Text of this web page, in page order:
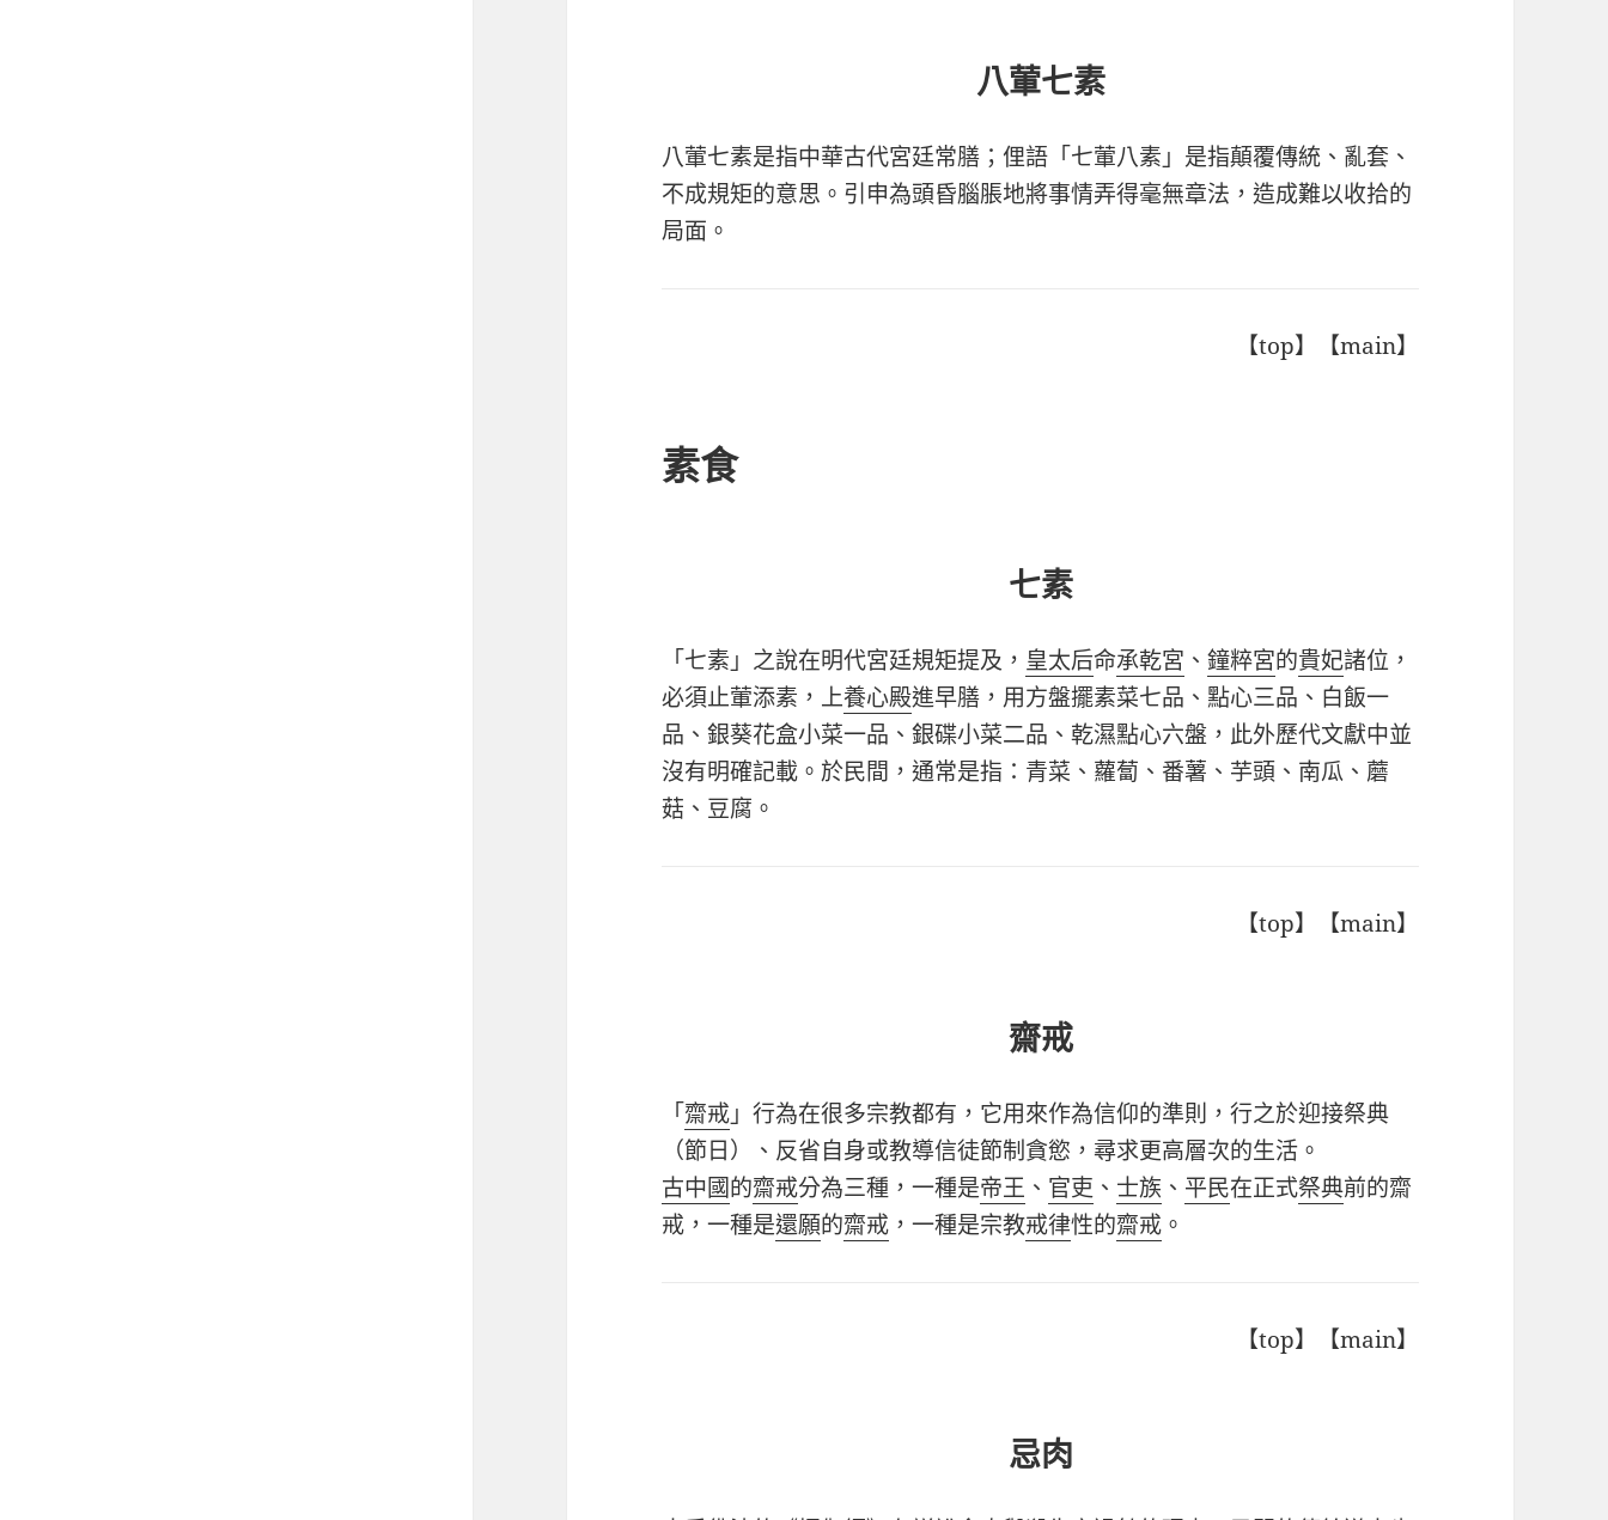
八葷七素
八葷七素是指中華古代宮廷常膳；俚語「七葷八素」是指顛覆傳統、亂套、
不成規矩的意思。引申為頭昏腦脹地將事情弄得毫無章法，造成難以收拾的
局面。
【top】【main】
素食
七素
「七素」之說在明代宮廷規矩提及， 皇太后命承乾宮 、鐘粹宮的貴妃諸位，
必須止葷添素，上養心殿進早膳，用方盤擺素菜七品、點心三品、白飯一
品、銀葵花盒小菜一品、銀碟小菜二品、乾濕點心六盤，此外歷代文獻中並
沒有明確記載。於民間，通常是指：青菜、蘿蔔、番薯、芋頭、南瓜、蘑
菇、豆腐。
【top】【main】
齋戒
「齋戒」行為在很多宗教都有，它用來作為信仰的準則，行之於迎接祭典
（節日）、反省自身或教導信徒節制貪慾，尋求更高層次的生活。
古中國的齋戒分為三種，一種是帝王 、 官吏 、 士族 、 平民在正式祭典前的齋
戒，一種是還願的齋戒 ，一種是宗教戒律性的齋戒 。
【top】【main】
忌肉